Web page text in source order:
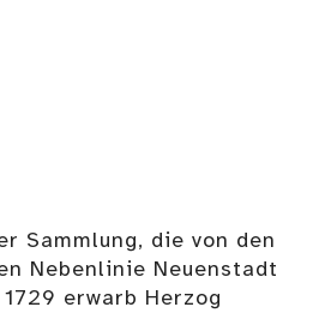
Sammlung, die von den
Nebenlinie Neuenstadt
erwarb Herzog